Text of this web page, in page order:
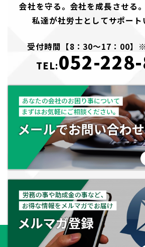
会社を守る。会社を成長させる
私達が社労士としてサポート
受付時間【8：30～17：00】
TEL:052-